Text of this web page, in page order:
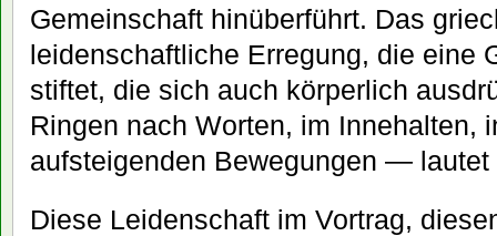
Gemeinschaft hinüberführt. Das
leidenschaftliche Erregung, die eine
stiftet, die sich auch körperlich
Ringen nach Worten, im Innehalten,
aufsteigenden Bewegungen — lautet
Diese Leidenschaft im Vortrag,